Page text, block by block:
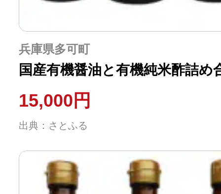
兵庫県多可町
国産有機醤油と有機純米酢詰め
15,000円
出典：さとふる